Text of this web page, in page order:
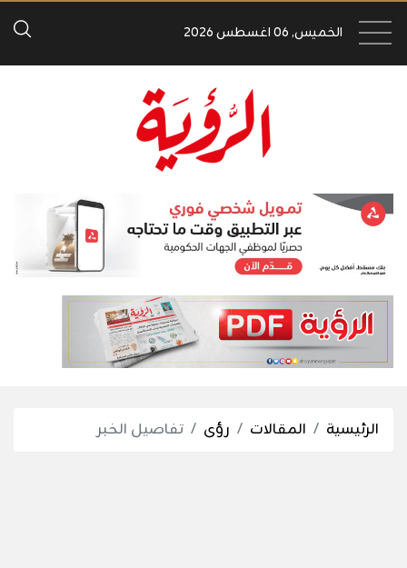
الخميس, 06 اغسطس 2026
الرئيسية المقالات رؤى تفاصيل الخبر